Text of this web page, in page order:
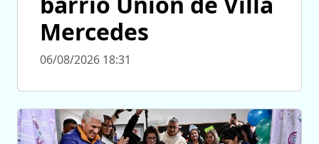
Mercedes
06/08/2026 18:31